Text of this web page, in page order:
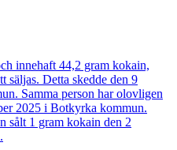
innehaft 44,2 gram kokain,
säljas. Detta skedde den 9
Samma person har olovligen
2025 i Botkyrka kommun.
sålt 1 gram kokain den 2